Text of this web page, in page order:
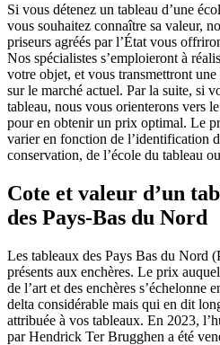
Si vous détenez un tableau d’une
vous souhaitez connaître sa valeur,
priseurs agréés par l’État vous
Nos spécialistes s’emploieront à
votre objet, et vous transmettront
sur le marché actuel. Par la suite, si
tableau, nous vous orienterons vers
pour en obtenir un prix optimal. Le
varier en fonction de l’identification
conservation, de l’école du tableau
Cote et valeur d’un
des Pays-Bas du Nord
Les tableaux des Pays Bas du Nord
présents aux enchères. Le prix
de l’art et des enchères s’échelonne
delta considérable mais qui en dit
attribuée à vos tableaux. En 2023,
par Hendrick Ter Brugghen a été